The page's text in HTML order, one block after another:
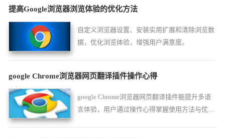
提高Google浏览器浏览体验的优化方法
自定义浏览器设置、安装实用扩展和清除浏览数
据，优化浏览体验，增强用户满意度。
google Chrome浏览器网页翻译插件操作心得
google Chrome浏览器网页翻译插件能提升多语
言体验，用户通过操作心得掌握使用方法与优化